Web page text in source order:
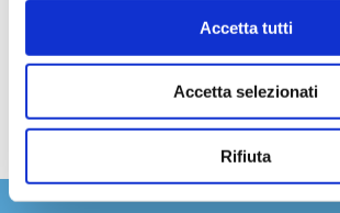
Accetta tutti
Accetta selezionati
Rifiuta